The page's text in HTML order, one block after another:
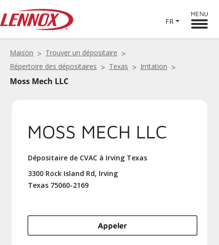
FR
MENU
Maison
Trouver un dépositaire
Répertoire des dépositaires
Texas Irritation
Moss Mech LLC
MOSS MECH LLC
Dépositaire de CVAC à Irving Texas
3300 Rock Island Rd, Irving
Texas 75060-2169
Appeler